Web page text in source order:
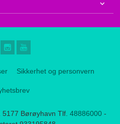
Sikkerhet og personvern
5177 Børøyhavn Tlf. 48886000 -